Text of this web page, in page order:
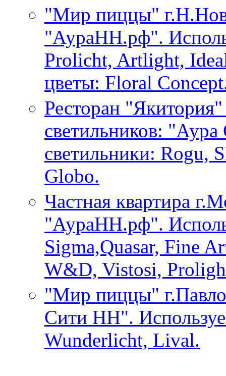
"Мир пиццы"
"АураНН.рф".
Prolicht, Artlight,
цветы: Floral
Ресторан
светильников:
светильники: Rogu,
Globo.
Частная квартира
"АураНН.рф".
Sigma,Quasar, Fine
W&D, Vistosi,
"Мир пиццы"
Сити НН".
Wunderlicht, Lival.